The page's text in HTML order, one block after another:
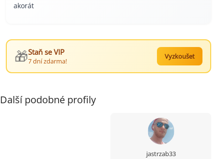
akorát
🎁Staň se VIP
7 dní zdarma!
Vyzkoušet
Další podobné profily
jastrzab33